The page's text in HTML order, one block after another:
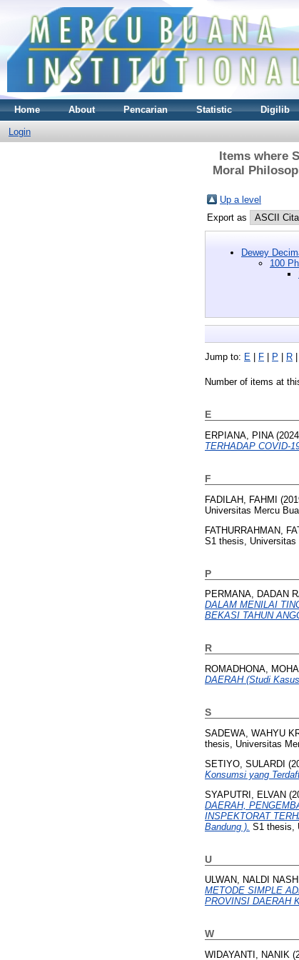
Home About Pencarian Statistic Digilib
Login
Items where
Moral
Up a level
Export as
Dewey
100
Jump to: E F P R
Number of items at
E
ERPIANA, PINA
TERHADAP COVID-
F
FADILAH, FAHMI
Universitas Mercu
FATHURRAHMAN,
S1 thesis, Universitas
P
PERMANA, DADAN
DALAM MENILAI
BEKASI TAHUN
R
ROMADHONA,
DAERAH (Studi
S
SADEWA, WAHYU
thesis, Universitas
SETIYO, SULARDI
Konsumsi yang
SYAPUTRI, ELVAN
DAERAH,
INSPEKTORAT
Bandung ). S1 thesis,
U
ULWAN, NALDI
METODE SIMPLE
PROVINSI DAERAH
W
WIDAYANTI, NANIK